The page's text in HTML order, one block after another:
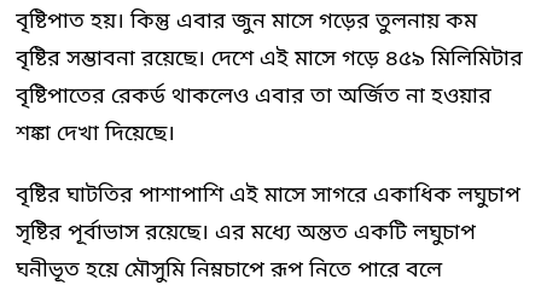
বৃষ্টিপাত হয়। কিন্তু এবার জুন মাসে গড়ের তুলনায় কম
বৃষ্টির সম্ভাবনা রয়েছে। দেশে এই মাসে গড়ে ৪৫৯ মিলিমিটার
বৃষ্টিপাতের রেকর্ড থাকলেও এবার তা অর্জিত না হওয়ার
শঙ্কা দেখা দিয়েছে।
বৃষ্টির ঘাটতির পাশাপাশি এই মাসে সাগরে একাধিক লঘুচাপ
সৃষ্টির পূর্বাভাস রয়েছে। এর মধ্যে অন্তত একটি লঘুচাপ
ঘনীভূত হয়ে মৌসুমি নিম্নচাপে রূপ নিতে পারে বলে